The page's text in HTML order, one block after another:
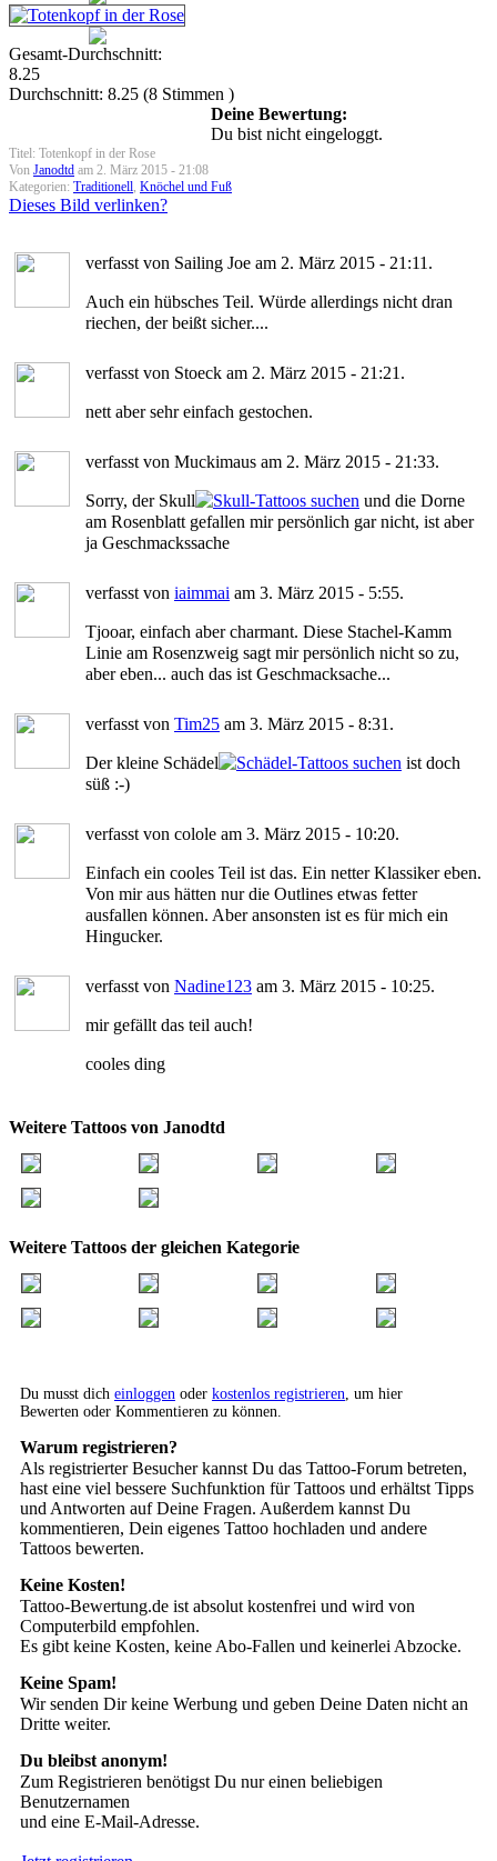
Gesamt-Durchschnitt:
8.25
Durchschnitt: 8.25 (8 Stimmen )
Deine Bewertung:
Du bist nicht eingeloggt.
Titel: Totenkopf in der Rose
Von Janodtd am 2. März 2015 - 21:08
Kategorien: Traditionell, Knöchel und Fuß
Dieses Bild verlinken?
verfasst von Sailing Joe am 2. März 2015 - 21:11.
Auch ein hübsches Teil. Würde allerdings nicht dran
riechen, der beißt sicher....
verfasst von Stoeck am 2. März 2015 - 21:21.
nett aber sehr einfach gestochen.
verfasst von Muckimaus am 2. März 2015 - 21:33.
Sorry, der Skull
und die Dorne
am Rosenblatt gefallen mir persönlich gar nicht, ist aber
ja Geschmackssache
verfasst von iaimmai am 3. März 2015 - 5:55.
Tjooar, einfach aber charmant. Diese Stachel-Kamm
Linie am Rosenzweig sagt mir persönlich nicht so zu,
aber eben... auch das ist Geschmacksache...
verfasst von Tim25 am 3. März 2015 - 8:31.
Der kleine Schädel
ist doch
süß :-)
verfasst von colole am 3. März 2015 - 10:20.
Einfach ein cooles Teil ist das. Ein netter Klassiker eben.
Von mir aus hätten nur die Outlines etwas fetter
ausfallen können. Aber ansonsten ist es für mich ein
Hingucker.
verfasst von Nadine123 am 3. März 2015 - 10:25.
mir gefällt das teil auch!
cooles ding
Weitere Tattoos von Janodtd
Weitere Tattoos der gleichen Kategorie
Du musst dich einloggen oder kostenlos registrieren , um hier
Bewerten oder Kommentieren zu können.
Warum registrieren?
Als registrierter Besucher kannst Du das Tattoo-Forum betreten,
hast eine viel bessere Suchfunktion für Tattoos und erhältst Tipps
und Antworten auf Deine Fragen. Außerdem kannst Du
kommentieren, Dein eigenes Tattoo hochladen und andere
Tattoos bewerten.
Keine Kosten!
Tattoo-Bewertung.de ist absolut kostenfrei und wird von
Computerbild empfohlen.
Es gibt keine Kosten, keine Abo-Fallen und keinerlei Abzocke.
Keine Spam!
Wir senden Dir keine Werbung und geben Deine Daten nicht an
Dritte weiter.
Du bleibst anonym!
Zum Registrieren benötigst Du nur einen beliebigen
Benutzernamen
und eine E-Mail-Adresse.